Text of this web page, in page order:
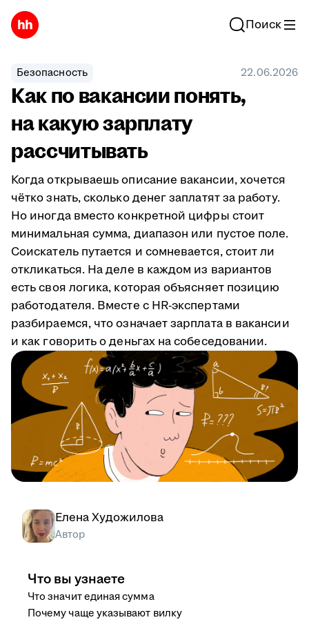
Поиск
Безопасность 22.06.2026
Как по вакансии понять,
на какую зарплату
рассчитывать
Когда открываешь описание вакансии, хочется
чётко знать, сколько денег заплатят за работу.
Но иногда вместо конкретной цифры стоит
минимальная сумма, диапазон или пустое поле.
Соискатель путается и сомневается, стоит ли
откликаться. На деле в каждом из вариантов
есть своя логика, которая объясняет позицию
работодателя. Вместе с HR-экспертами
разбираемся, что означает зарплата в вакансии
и как говорить о деньгах на собеседовании.
Елена Художилова
Автор
Что вы узнаете
Что значит единая сумма
Почему чаще указывают вилку